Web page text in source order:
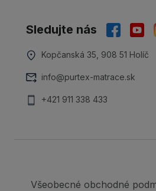
Sledujte nás
Kopčanská 35, 908 51 Holíč
info@purtex-matrace.sk
+421 911 338 433
Všeobecné obchodné